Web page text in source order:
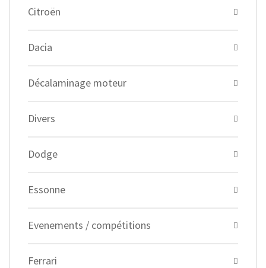
Citroën
Dacia
Décalaminage moteur
Divers
Dodge
Essonne
Evenements / compétitions
Ferrari